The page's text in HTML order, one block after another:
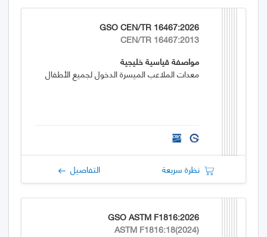
GSO CEN/TR 16467:2026
CEN/TR 16467:2013
مواصفة قياسية خليجية
معدات الملاعب الميسرة الدخول لجميع الأطفال
نظرة سريعة التفاصيل
GSO ASTM F1816:2026
ASTM F1816:18(2024)